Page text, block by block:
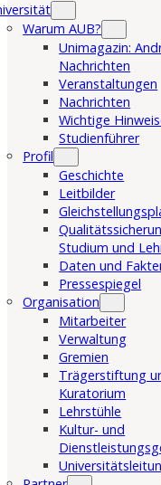
Warum AUB?
Unimagazin:
Nachrichten
Veranstaltungen
Nachrichten
Wichtige
Studienführer
Profil
Geschichte
Leitbilder
Studium und
Daten und
Pressespiegel
Organisation
Mitarbeiter
Verwaltung
Gremien
Trägerstiftung
Kuratorium
Lehrstühle
Kultur- und